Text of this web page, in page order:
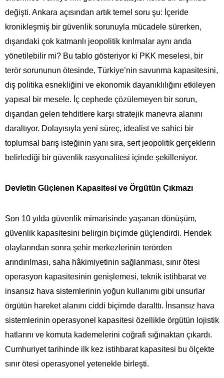
değişti. Ankara açısından artık temel soru şu: İçeride
kronikleşmiş bir güvenlik sorunuyla mücadele sürerken,
dışarıdaki çok katmanlı jeopolitik kırılmalar aynı anda
yönetilebilir mi? Bu tablo gösteriyor ki PKK meselesi, bir
terör sorununun ötesinde, Türkiye’nin savunma kapasitesini,
dış politika esnekliğini ve ekonomik dayanıklılığını etkileyen
yapısal bir mesele. İç cephede çözülemeyen bir sorun,
dışarıdan gelen tehditlere karşı stratejik manevra alanını
daraltıyor. Dolayısıyla yeni süreç, idealist ve sahici bir
toplumsal barış isteğinin yanı sıra, sert jeopolitik gerçeklerin
belirlediği bir güvenlik rasyonalitesi içinde şekilleniyor.
Devletin Güçlenen Kapasitesi ve Örgütün Çıkmazı
Son 10 yılda güvenlik mimarisinde yaşanan dönüşüm,
güvenlik kapasitesini belirgin biçimde güçlendirdi. Hendek
olaylarından sonra şehir merkezlerinin terörden
arındırılması, saha hâkimiyetinin sağlanması, sınır ötesi
operasyon kapasitesinin genişlemesi, teknik istihbarat ve
insansız hava sistemlerinin yoğun kullanımı gibi unsurlar
örgütün hareket alanını ciddi biçimde daralttı. İnsansız hava
sistemlerinin operasyonel kapasitesi özellikle örgütün lojistik
hatlarını ve komuta kademelerini coğrafi sığınaktan çıkardı.
Cumhuriyet tarihinde ilk kez istihbarat kapasitesi bu ölçekte
sınır ötesi operasyonel yetenekle birleşti.